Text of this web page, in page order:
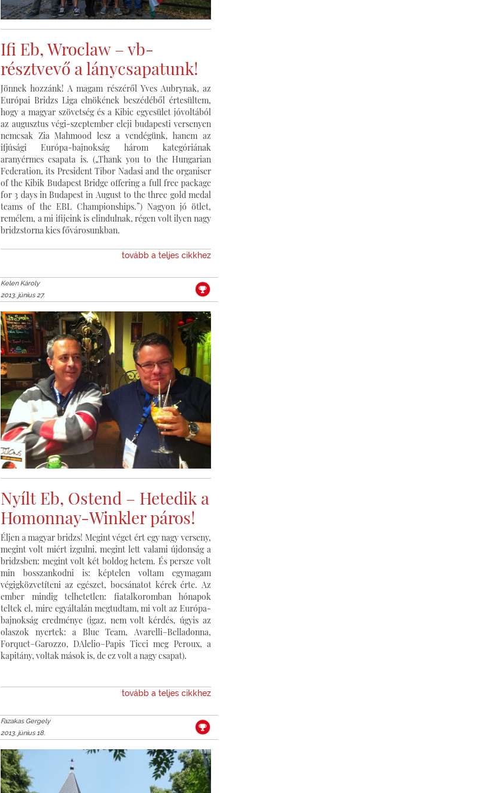
Ifi Eb, Wroclaw – vb-
résztvevő a lánycsapatunk!
Jönnek hozzánk! A magam részéről Yves Aubrynak, az
Európai Bridzs Liga elnökének beszédéből értesültem,
hogy a magyar szövetség és a Kibic egyesület jóvoltából
az augusztus végi-szeptember eleji budapesti versenyen
nemcsak Zia Mahmood lesz a vendégünk, hanem az
ifjúsági Európa-bajnokság három kategóriának
aranyérmes csapata is. („Thank you to the Hungarian
Federation, its President Tibor Nadasi and the organiser
of the Kibik Budapest Bridge offering a full free package
for 3 days in Budapest in August to the three gold medal
teams of the EBL Championships.”) Nagyon jó ötlet,
remélem, a mi ifijeink is elindulnak, régen volt ilyen nagy
bridzstorna kies fővárosunkban.
tovább a teljes cikkhez
Kelen Károly
2013. június 27.
Nyílt Eb, Ostend – Hetedik a
Homonnay-Winkler páros!
Éljen a magyar bridzs! Megint véget ért egy nagy verseny,
megint volt miért izgulni, megint lett valami újdonság a
bridzsben: megint volt két boldog hetem. És persze volt
min bosszankodni is: képtelen voltam egymagam
végigközvetíteni az egészet, bocsánatot kérek érte. Az
ember mindig telhetetlen: fiatalkoromban hónapok
teltek el, mire egyáltalán megtudtam, mi volt az Európa-
bajnokság eredménye (igaz, nem volt kérdés, úgyis az
olaszok nyertek: a Blue Team, Avarelli–Belladonna,
Forquet–Garozzo, DAlelio–Papis Ticci meg Peroux, a
kapitány, voltak mások is, de ez volt a nagy csapat).
tovább a teljes cikkhez
Fazakas Gergely
2013. június 18.